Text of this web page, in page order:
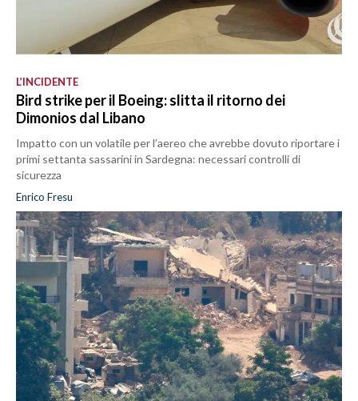
L’INCIDENTE
Bird strike per il Boeing: slitta il ritorno dei
Dimonios dal Libano
Impatto con un volatile per l’aereo che avrebbe dovuto riportare i
primi settanta sassarini in Sardegna: necessari controlli di
sicurezza
Enrico Fresu